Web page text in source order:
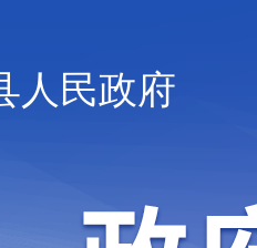
人民政府